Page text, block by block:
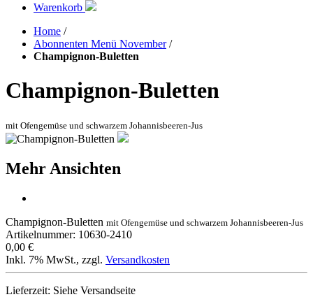
Warenkorb
Home /
Abonnenten Menü November /
Champignon-Buletten
Champignon-Buletten
mit Ofengemüse und schwarzem Johannisbeeren-Jus
Mehr Ansichten
Champignon-Buletten mit Ofengemüse und schwarzem Johannisbeeren-Jus
Artikelnummer: 10630-2410
0,00 €
Inkl. 7% MwSt., zzgl. Versandkosten
Lieferzeit: Siehe Versandseite